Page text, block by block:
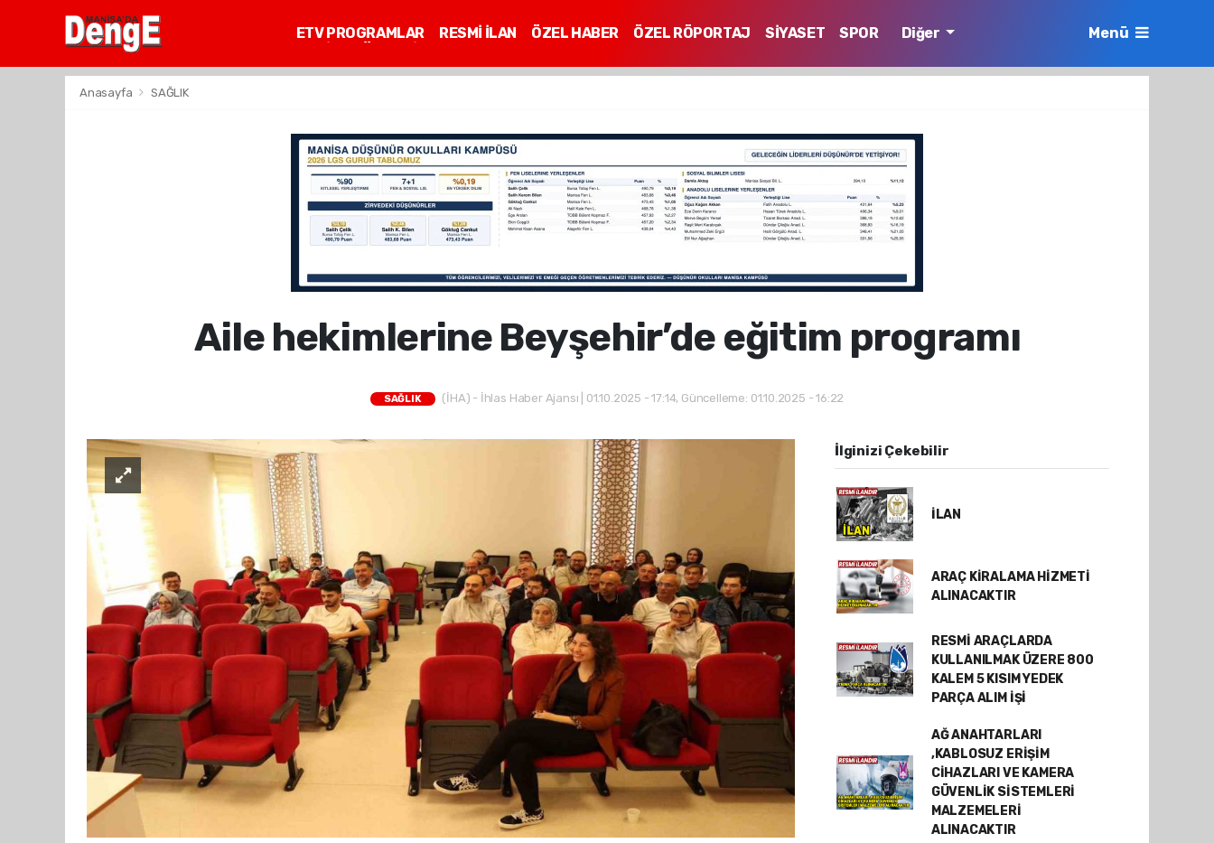
ETV PROGRAMLAR RESMİ İLAN ÖZEL HABER ÖZEL RÖPORTAJ SİYASET
SPOR
Diğer Menü
Anasayfa SAĞLIK
Aile hekimlerine Beyşehir’de eğitim programı
SAĞLIK (İHA) - İhlas Haber Ajansı | 01.10.2025 - 17:14, Güncelleme: 01.10.2025 - 16:22
İlginizi Çekebilir
İLAN
ARAÇ KİRALAMA HİZMETİ
ALINACAKTIR
RESMİ ARAÇLARDA
KULLANILMAK ÜZERE 800
KALEM 5 KISIM YEDEK
PARÇA ALIM İŞİ
AĞ ANAHTARLARI
,KABLOSUZ ERİŞİM
CİHAZLARI VE KAMERA
GÜVENLİK SİSTEMLERİ
MALZEMELERİ
ALINACAKTIR